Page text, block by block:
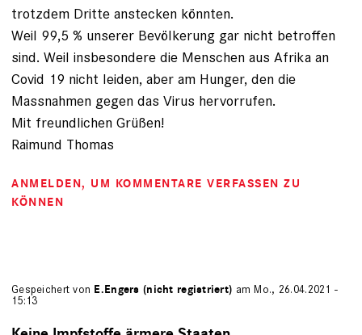
trotzdem Dritte anstecken könnten.
Weil 99,5 % unserer Bevölkerung gar nicht betroffen
sind. Weil insbesondere die Menschen aus Afrika an
Covid 19 nicht leiden, aber am Hunger, den die
Massnahmen gegen das Virus hervorrufen.
Mit freundlichen Grüßen!
Raimund Thomas
ANMELDEN, UM KOMMENTARE VERFASSEN ZU
KÖNNEN
Gespeichert von E.Engers (nicht registriert) am Mo., 26.04.2021 -
15:13